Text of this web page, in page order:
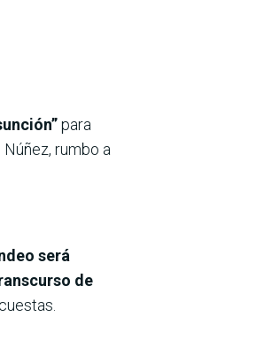
para
rumbo a
será
de